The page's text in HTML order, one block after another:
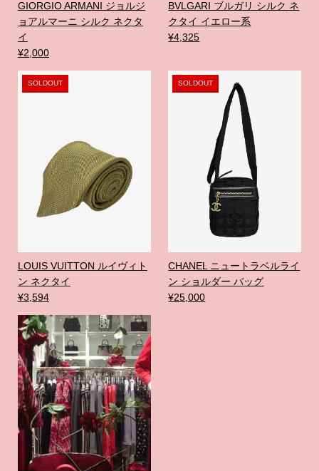
GIORGIO ARMANI ジョルジ
ョアルマーニ シルク ネクタ
イ
¥2,000
BVLGARI ブルガリ シルク ネ
クタイ イエロー系
¥4,325
SOLDOUT
LOUIS VUITTON ルイヴィト
ン ネクタイ
¥3,594
SOLDOUT
CHANEL ニュートラベルライ
ン ショルダー バッグ
¥25,000